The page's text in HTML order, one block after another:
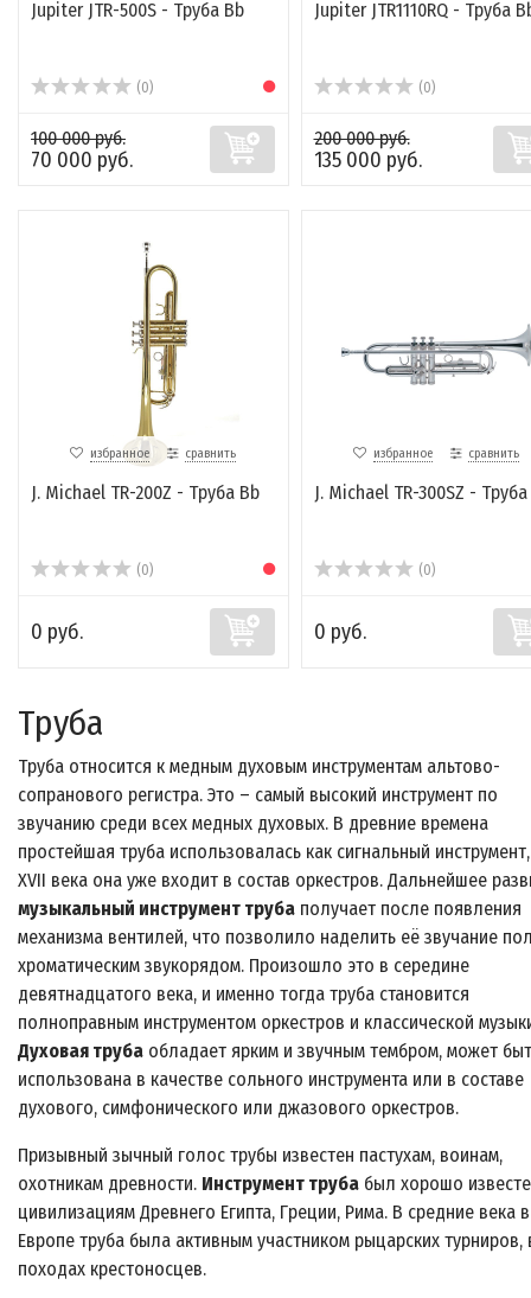
Jupiter JTR-500S - Труба Bb
(0)
100 000 руб.
70 000 руб.
Jupiter JTR1110RQ - Труба
(0)
200 000 руб.
135 000 руб.
избранное сравнить
J. Michael TR-200Z - Труба Bb
(0)
0 руб.
избранное сравнить
J. Michael TR-300SZ -
(0)
0 руб.
Труба
Труба относится к медным духовым инструментам альтово-
сопранового регистра. Это – самый высокий инструмент по
звучанию среди всех медных духовых. В древние времена
простейшая труба использовалась как сигнальный
XVII века она уже входит в состав оркестров. Дальнейшее
музыкальный инструмент труба получает после появления
механизма вентилей, что позволило наделить её звучание
хроматическим звукорядом. Произошло это в середине
девятнадцатого века, и именно тогда труба становится
полноправным инструментом оркестров и классической
Духовая труба обладает ярким и звучным тембром, может
использована в качестве сольного инструмента или в составе
духового, симфонического или джазового оркестров.
Призывный зычный голос трубы известен пастухам, воинам,
охотникам древности. Инструмент труба был хорошо
цивилизациям Древнего Египта, Греции, Рима. В средние века в
Европе труба была активным участником рыцарских турниров,
походах крестоносцев.